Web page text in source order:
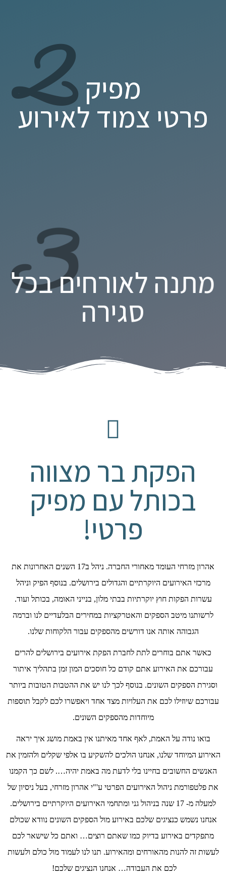
2 מפיק
פרטי צמוד לאירוע
3
מתנה לאורחים בכל
סגירה
הפקת בר מצווה
בכותל עם מפיק
פרטי!
אהרון מזרחי העומד מאחורי החברה. ניהל ב17 השנים האחרונות את
מרכזי האירועים היוקרתיים והגדולים בירושלים. בנוסף הפיק וניהל
עשרות הפקות חוץ יוקרתיות בבתי מלון, בנייני האומה, בכותל ועוד.
לרשותנו מיטב הספקים והאטרקציות במחירים הבלעדיים לנו וברמה
הגבוהה אותה אנו דורשים מהספקים עבור הלקוחות שלנו.
כאשר אתם בוחרים לתת לחברת הפקת אירועים בירושלים להרים
עבורכם את האירוע אתם קודם כל חוסכים המון זמן בתהליך איתור
וסגירת הספקים השונים. בנוסף לכך לנו יש את ההטבות הטובות ביותר
עבורכם שיוזילו לכם את העלויות מצד אחד ויאפשרו לכם לקבל תוספות
מיוחדות מהספקים השונים.
בואו נודה על האמת, לאף אחד מאיתנו אין באמת מושג איך יראה
האירוע המיוחד שלנו, אנחנו הולכים להשקיע בו אלפי שקלים ולהזמין את
האנשים החשובים בחיינו בלי לדעת מה באמת יהיה…. לשם כך הקמנו
את פלטפורמת ניהול האירועים הפרטי ע'"י אהרון מזרחי, בעל ניסיון של
למעלה מ- 17 שנה בניהול גני ומתחמי האירועים היוקרתיים בירושלים.
אנחנו נשמש כנציגים שלכם באירוע מול הספקים השונים נוודא שכולם
מתפקדים באירוע בדיוק כמו שאתם רוצים… ואתם כל שישאר לכם
לעשות זה להנות מהאורחים ומהאירוע. תנו לנו לעמוד מול כולם ולעשות
לכם את העבודה… אנחנו הנציגים שלכם!